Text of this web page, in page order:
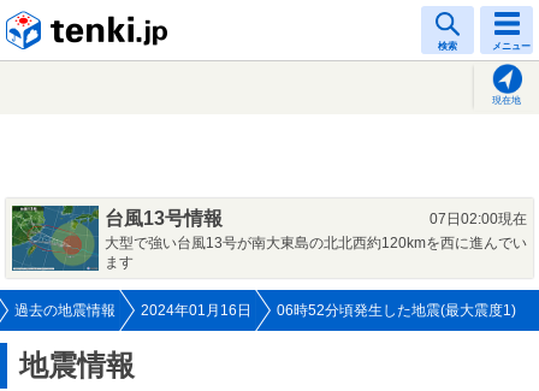
検索 メニュー
現在地
台風13号情報
07日02:00現在
大型で強い台風13号が南大東島の北北西約120kmを西に進んでい
ます
過去の地震情報 2024年01月16日 06時52分頃発生した地震(最大震度1)
地震情報